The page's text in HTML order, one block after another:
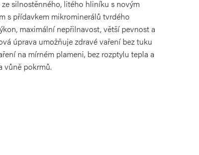
ze silnostěnného, litého hliníku s novým
s přídavkem mikrominerálů tvrdého
maximální nepřilnavost, větší pevnost a
úprava umožňuje zdravé vaření bez tuku
na mírném plameni, bez rozptylu tepla a
vůně pokrmů.